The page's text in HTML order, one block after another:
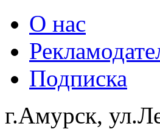
О нас
Подписка
г.Амурск,